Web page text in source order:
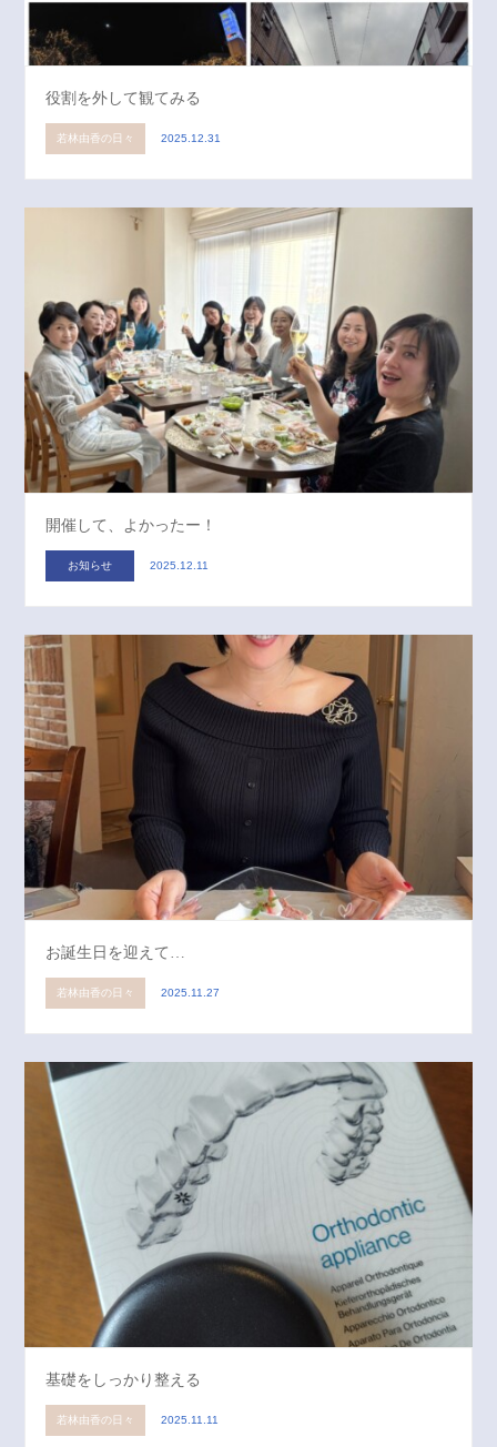
役割を外して観てみる
若林由香の日々 2025.12.31
開催して、よかったー！
お知らせ 2025.12.11
お誕生日を迎えて…
若林由香の日々 2025.11.27
基礎をしっかり整える
若林由香の日々 2025.11.11